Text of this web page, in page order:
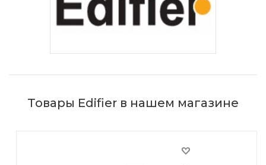
Товары Edifier в нашем магазине